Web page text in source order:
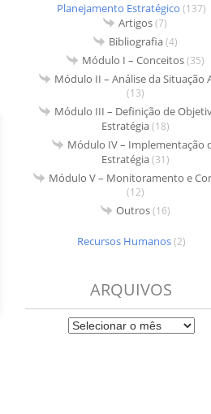
Planejamento Estratégico (137)
Artigos(7)
Bibliografia(4)
Módulo I – Conceitos(35)
Módulo II – Análise da Situação
(13)
Módulo III – Definição de
Estratégia(18)
Módulo IV – Implementação
Estratégia(31)
Módulo V – Monitoramento e
(12)
Outros(16)
Recursos Humanos(2)
ARQUIVOS